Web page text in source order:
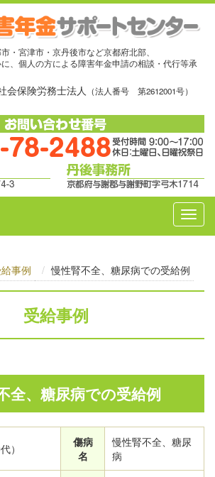
・宮津市・京丹後市など京都府北部、
、個人の方による障害年金申請の相談・代行等承
会保険労務士法人 （法人番号 第2612001号）
事例 慢性腎不全、糖尿病での受給例
受給事例
全、糖尿病での受給例
）
傷病
名
慢性腎不全、糖尿
病